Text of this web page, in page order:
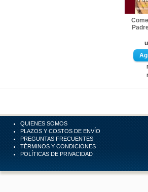
QUIENES SOMOS
PLAZOS Y COSTOS DE ENVÍO
PREGUNTAS FRECUENTES
TÉRMINOS Y CONDICIONES
POLÍTICAS DE PRIVACIDAD